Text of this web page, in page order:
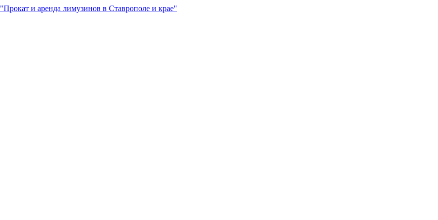
"Прокат и аренда лимузинов в Ставрополе и крае"